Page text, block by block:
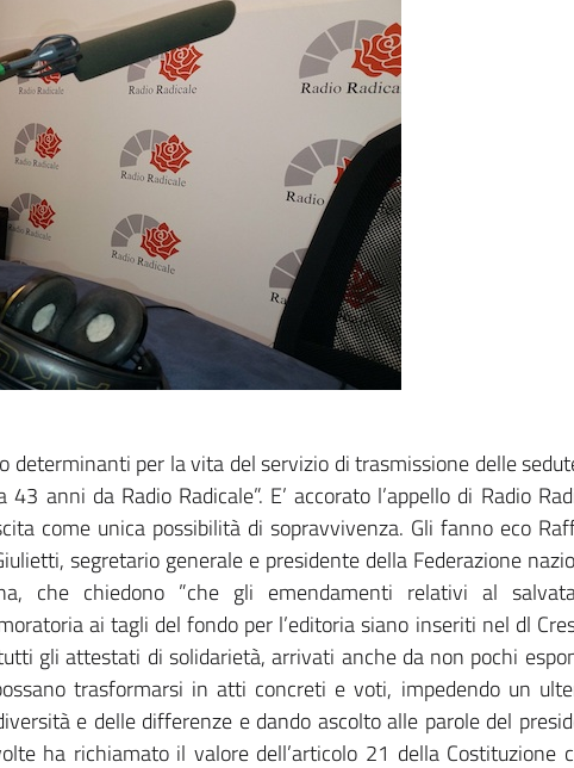
determinanti per la vita del servizio di trasmissione delle
anni da Radio Radicale”. E’ accorato l’appello di Radio
come unica possibilità di sopravvivenza. Gli fanno eco
segretario generale e presidente della Federazione
che chiedono ”che gli emendamenti relativi al
ai tagli del fondo per l’editoria siano inseriti nel dl
gli attestati di solidarietà, arrivati anche da non pochi
trasformarsi in atti concreti e voti, impedendo un
e delle differenze e dando ascolto alle parole del
ha richiamato il valore dell’articolo 21 della Costituzione